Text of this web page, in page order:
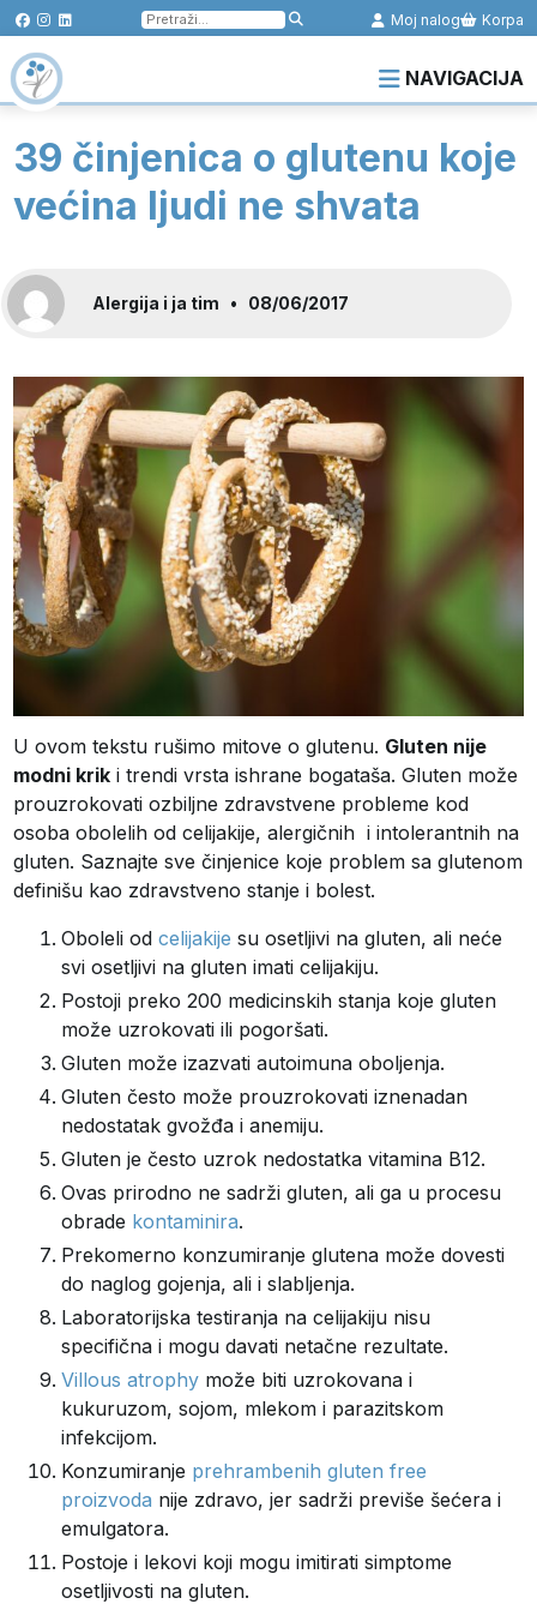
Pretraga
za:
Moj nalog Korpa
NAVIGACIJA
39 činjenica o glutenu koje
većina ljudi ne shvata
Alergija i ja tim • 08/06/2017
U ovom tekstu rušimo mitove o glutenu. Gluten nije
modni krik i trendi vrsta ishrane bogataša. Gluten može
prouzrokovati ozbiljne zdravstvene probleme kod
osoba obolelih od celijakije, alergičnih i intolerantnih na
gluten. Saznajte sve činjenice koje problem sa glutenom
definišu kao zdravstveno stanje i bolest.
Oboleli odcelijakije su osetljivi na gluten, ali neće
svi osetljivi na gluten imati celijakiju.
Postoji preko 200 medicinskih stanja koje gluten
može uzrokovati ili pogoršati.
Gluten može izazvati autoimuna oboljenja.
Gluten često može prouzrokovati iznenadan
nedostatak gvožđa i anemiju.
Gluten je često uzrok nedostatka vitamina B12.
Ovas prirodno ne sadrži gluten, ali ga u procesu
obrade kontaminira.
Prekomerno konzumiranje glutena može dovesti
do naglog gojenja, ali i slabljenja.
Laboratorijska testiranja na celijakiju nisu
specifična i mogu davati netačne rezultate.
Villous atrophy može biti uzrokovana i
kukuruzom, sojom, mlekom i parazitskom
infekcijom.
Konzumiranje prehrambenih gluten free
proizvoda nije zdravo, jer sadrži previše šećera i
emulgatora.
Postoje i lekovi koji mogu imitirati simptome
osetljivosti na gluten.